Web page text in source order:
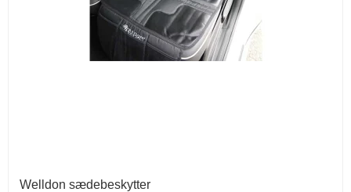
Welldon sædebeskytter